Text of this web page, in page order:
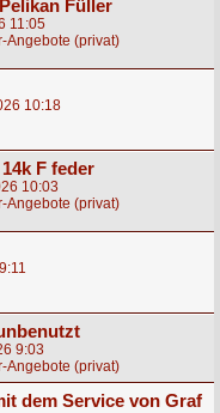
Füller
11:05
Angebote (privat)
10:18
F feder
10:03
Angebote (privat)
9:03
Angebote (privat)
dem Service von Graf